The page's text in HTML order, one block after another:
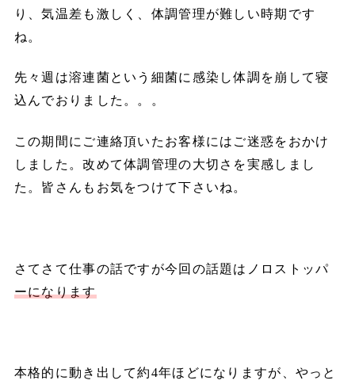
り、気温差も激しく、体調管理が難しい時期です
ね。
先々週は溶連菌という細菌に感染し体調を崩して寝
込んでおりました。。。
この期間にご連絡頂いたお客様にはご迷惑をおかけ
しました。改めて体調管理の大切さを実感しまし
た。皆さんもお気をつけて下さいね。
さてさて仕事の話ですが今回の話題はノロストッパ
ーになります
本格的に動き出して約4年ほどになりますが、やっと